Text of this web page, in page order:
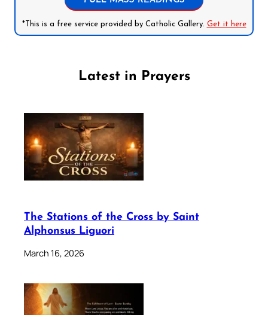
*This is a free service provided by Catholic Gallery. Get it here
Latest in Prayers
The Stations of the Cross by Saint
Alphonsus Liguori
March 16, 2026